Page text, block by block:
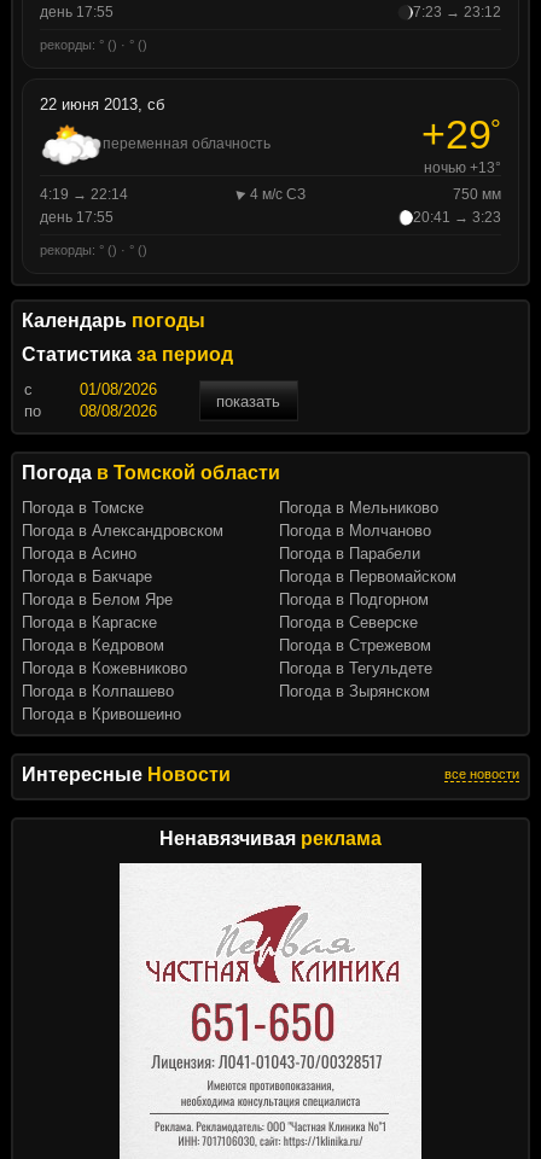
Интересные Новости все новости
Ненавязчивая реклама
день 17:55
7:23 → 23:12
рекорды: ° () · ° ()
22 июня 2013, сб
переменная облачность +29°
ночью +13°
4:19 → 22:14
4 м/с СЗ
750 мм
день 17:55
20:41 → 3:23
рекорды: ° () · ° ()
Календарь погоды
Статистика за период
c
показать
по
Погода в Томской области
Погода в Томске
Погода в Александровском
Погода в Асино
Погода в Бакчаре
Погода в Белом Яре
Погода в Каргаске
Погода в Кедровом
Погода в Кожевниково
Погода в Колпашево
Погода в Кривошеино
Погода в Мельниково
Погода в Молчаново
Погода в Парабели
Погода в Первомайском
Погода в Подгорном
Погода в Северске
Погода в Стрежевом
Погода в Тегульдете
Погода в Зырянском